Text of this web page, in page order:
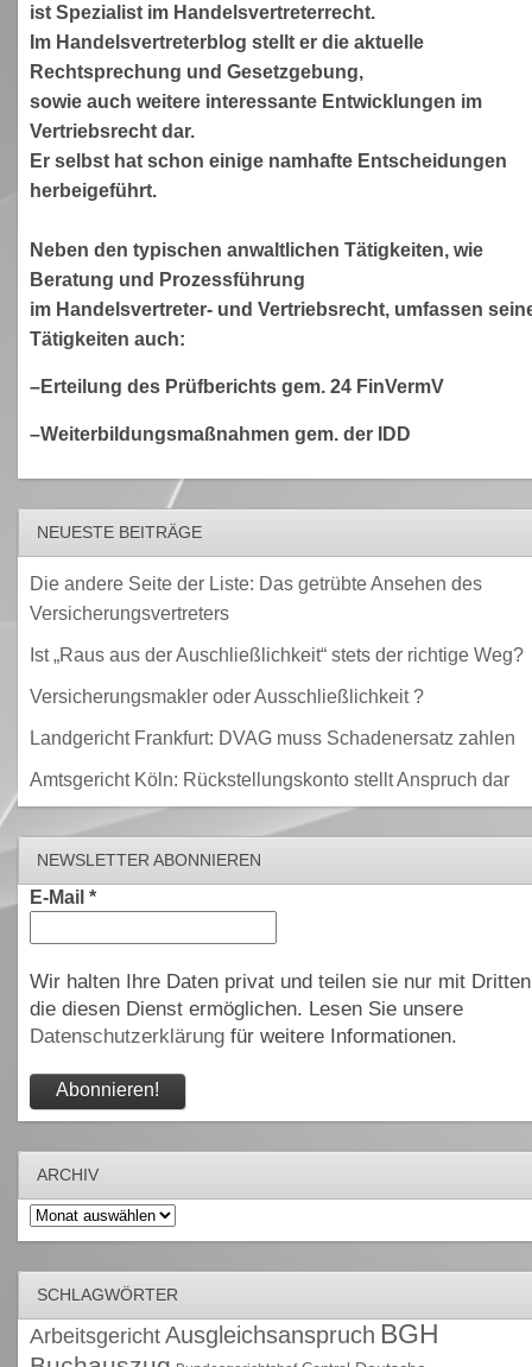
ist Spezialist im Handelsvertreterrecht.
Im Handelsvertreterblog stellt er die aktuelle
Rechtsprechung und Gesetzgebung,
sowie auch weitere interessante Entwicklungen im
Vertriebsrecht dar.
Er selbst hat schon einige namhafte Entscheidungen
herbeigeführt.
Neben den typischen anwaltlichen Tätigkeiten, wie
Beratung und Prozessführung
im Handelsvertreter- und Vertriebsrecht, umfassen
Tätigkeiten auch:
–Erteilung des Prüfberichts gem. 24 FinVermV
–Weiterbildungsmaßnahmen gem. der IDD
NEUESTE BEITRÄGE
Die andere Seite der Liste: Das getrübte Ansehen des
Versicherungsvertreters
Ist „Raus aus der Auschließlichkeit“ stets der richtige Weg?
Versicherungsmakler oder Ausschließlichkeit ?
Landgericht Frankfurt: DVAG muss Schadenersatz zahlen
Amtsgericht Köln: Rückstellungskonto stellt Anspruch dar
NEWSLETTER ABONNIEREN
E-Mail *
Wir halten Ihre Daten privat und teilen sie nur mit
die diesen Dienst ermöglichen. Lesen Sie unsere
Datenschutzerklärungfür weitere Informationen.
ARCHIV
Archiv
SCHLAGWÖRTER
Arbeitsgericht Ausgleichsanspruch BGH